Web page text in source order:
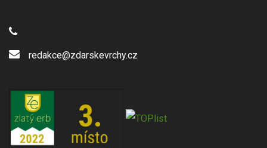
redakce@zdarskevrchy.cz